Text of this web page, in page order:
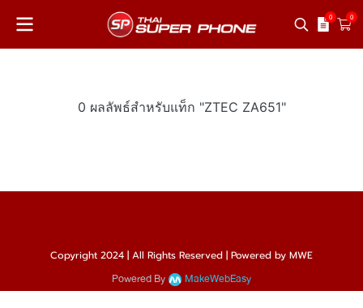
0 0
0 ผลลัพธ์สำหรับแท็ก "ZTEC ZA651"
Copyright 2024 | All Rights Reserved | Powered by MWE
Powered By MakeWebEasy